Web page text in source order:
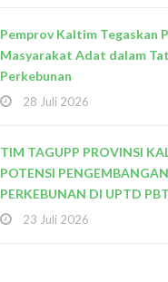
Pemprov Kaltim Tegaskan
Masyarakat Adat dalam
Perkebunan
28 Juli 2026
TIM TAGUPP PROVINSI
POTENSI
PERKEBUNAN DI UPTD
23 Juli 2026